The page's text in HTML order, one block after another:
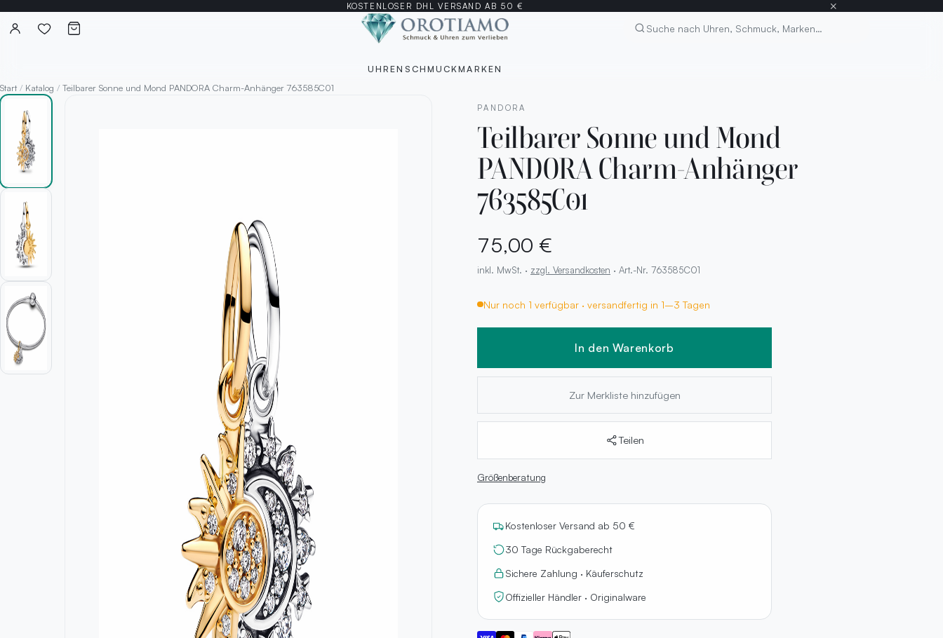
KOSTENLOSER DHL VERSAND AB 50 € ×
UHREN SCHMUCKMARKEN
Suchen
Start / Katalog / Teilbarer Sonne und Mond PANDORA Charm-Anhänger 763585C01
PANDORA
Teilbarer Sonne und Mond
PANDORA Charm-Anhänger
763585C01
75,00 €
inkl. MwSt. · zzgl. Versandkosten · Art.-Nr. 763585C01
Nur noch 1 verfügbar · versandfertig in 1–3 Tagen
In den Warenkorb
Zur Merkliste hinzufügen
Teilen
Größenberatung
Kostenloser Versand ab 50 €
30 Tage Rückgaberecht
Sichere Zahlung · Käuferschutz
Offizieller Händler · Originalware